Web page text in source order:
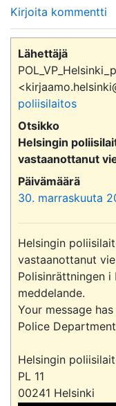
Kirjoita kommentti
Lähettäjä
poliisilaitos
Otsikko
Helsingin
vastaanottanut
Päivämäärä
30. marraskuuta
Helsingin
vastaanottanut
Polisinrättningen
meddelande.
Your message
Police
Helsingin
PL 11